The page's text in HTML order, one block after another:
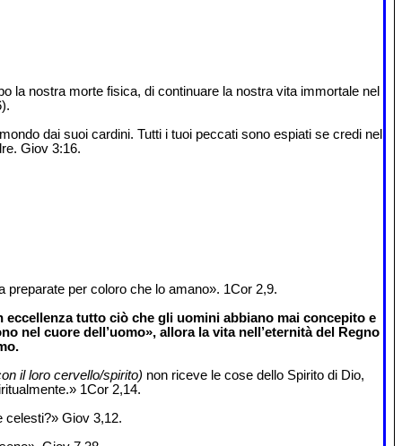
la nostra morte fisica, di continuare la nostra vita immortale nel
dai suoi cardini. Tutti i tuoi peccati sono espiati se credi nel
Giov 3:16.
preparate per coloro che lo amano». 1Cor 2,9.
tutto ciò che gli uomini abbiano mai concepito e
nel cuore dell’uomo», allora la vita nell’eternità del Regno
il loro cervello/spirito) non riceve le cose dello Spirito di Dio,
1Cor 2,14.
celesti?» Giov 3,12.